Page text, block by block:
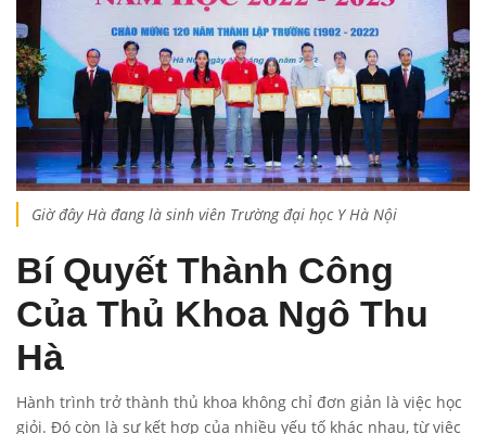
Giờ đây Hà đang là sinh viên Trường đại học Y Hà Nội
Bí Quyết Thành Công
Của Thủ Khoa Ngô Thu
Hà
Hành trình trở thành thủ khoa không chỉ đơn giản là việc học
giỏi. Đó còn là sự kết hợp của nhiều yếu tố khác nhau, từ việc